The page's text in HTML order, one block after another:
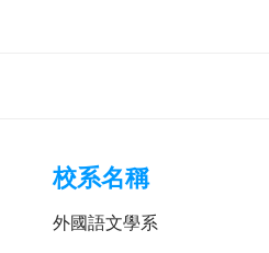
校系名稱
外國語文學系